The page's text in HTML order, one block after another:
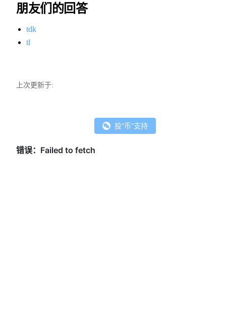
朋友们的回答
tdk
tl
上次更新于:
投"币"支持